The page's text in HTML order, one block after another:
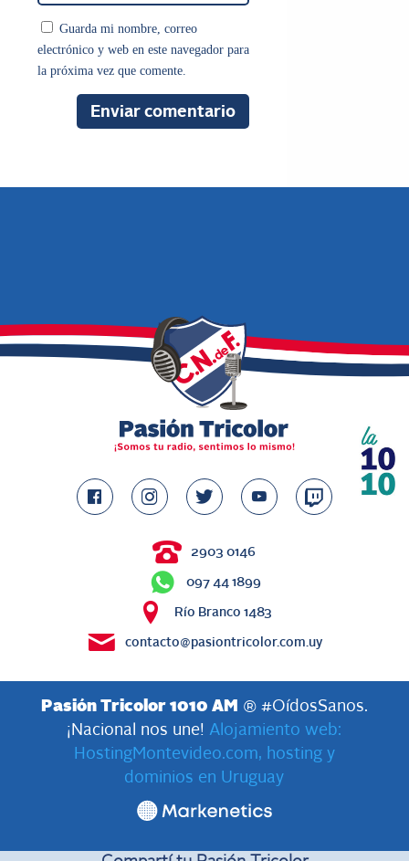
Guarda mi nombre, correo
electrónico y web en este navegador para
la próxima vez que comente.
2903 0146
097 44 1899
Río Branco 1483
contacto@pasiontricolor.com.uy
Pasión Tricolor 1010 AM
® #OídosSanos.
¡Nacional nos une! Alojamiento web:
HostingMontevideo.com, hosting y
dominios en Uruguay